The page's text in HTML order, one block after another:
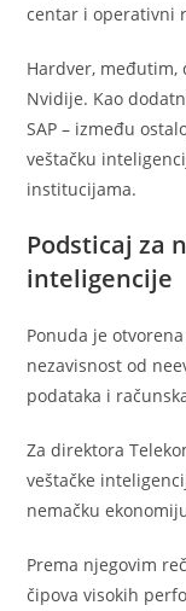
centar i operativni
Hardver, međutim,
Nvidije. Kao
SAP – između
veštačku
institucijama.
Podsticaj za
inteligencije
Ponuda je
nezavisnost od
podataka i
Za direktora
veštačke
nemačku
Prema njegovim
čipova visokih